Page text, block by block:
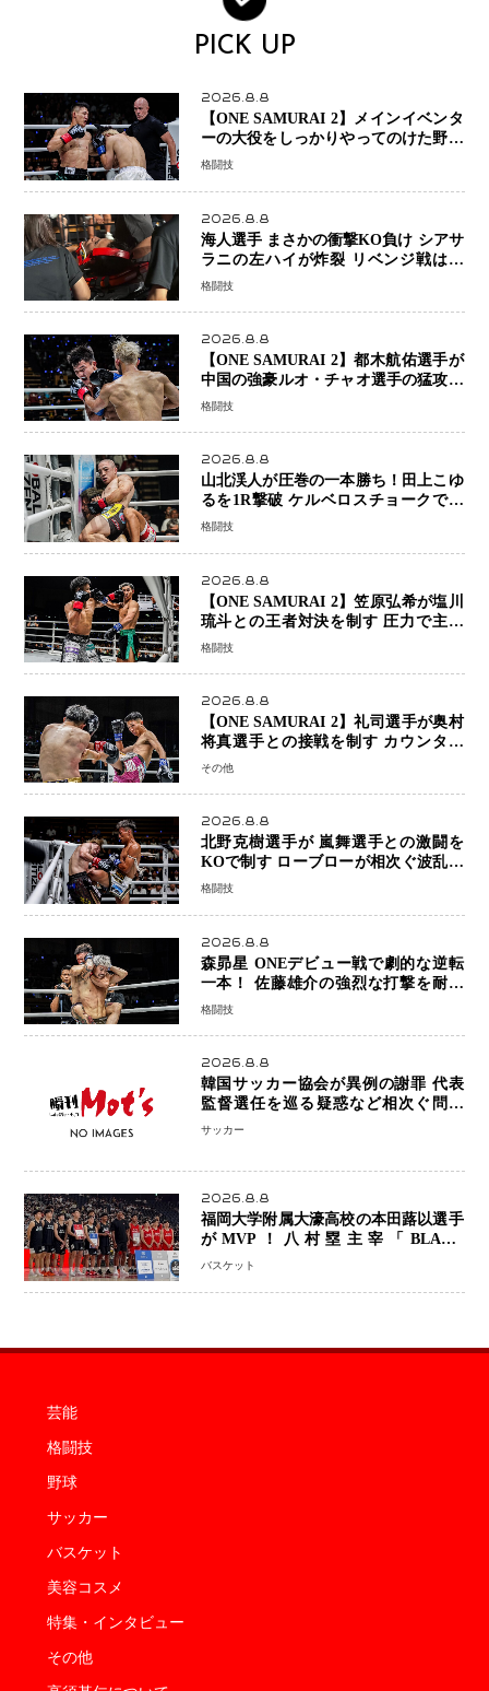
PICK UP
2026.8.8
【ONE SAMURAI 2】メインイベンタ
ーの大役をしっかりやってのけた野杁
正明が衝撃のリベンジ！ リウ・メン
ーで完全決着
格闘技
2026.8.8
海人選手 まさかの衝撃KO負け シアサ
ラニの左ハイが炸裂 リベンジ戦は一
瞬で決着
格闘技
2026.8.8
【ONE SAMURAI 2】都木航佑選手が
中国の強豪ルオ・チャオ選手の猛攻を
受けながらも的確な攻撃で応戦 最後
格闘技
2026.8.8
山北渓人が圧巻の一本勝ち！田上こゆ
るを1R撃破 ケルベロスチョークで存
在感を示す
格闘技
2026.8.8
【ONE SAMURAI 2】笠原弘希が塩川
琉斗との王者対決を制す 圧力で主導
権を握り判定勝利
格闘技
2026.8.8
【ONE SAMURAI 2】礼司選手が奥村
将真選手との接戦を制す カウンター
と正確な打撃で判定勝利
その他
2026.8.8
北野克樹選手が 嵐舞選手との激闘を
KOで制す ローブローが相次ぐ波乱の
展開…涙の勝利「生まれてくる娘のた
格闘技
2026.8.8
森昴星 ONEデビュー戦で劇的な逆転
一本！ 佐藤雄介の強烈な打撃を耐え
抜き、リアネイキッドチョークで勝利
格闘技
2026.8.8
韓国サッカー協会が異例の謝罪 代表
監督選任を巡る疑惑など相次ぐ問題
「組織の刷新」誓う
サッカー
2026.8.8
福岡大学附属大濠高校の本田蕗以選手
がMVP！八村塁主宰「BLACK
SAMURAI SUMMIT 2026」で存在
なった」
バスケット
芸能
格闘技
野球
サッカー
バスケット
美容コスメ
特集・インタビュー
その他